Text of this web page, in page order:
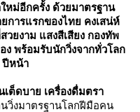
หม่อีกครั้ง ด้วยมาตรฐาน
การแรกของไทย คงเสน่ห์
วยงาม แสงสีเสียง กองทัพ
ง พร้อมรับนักวิ่งจากทั่วโลก
ปีหน้า
เต็ดบาย เครื่องดื่มตรา
วิ่งมาตรฐานโลกฝีมือคน